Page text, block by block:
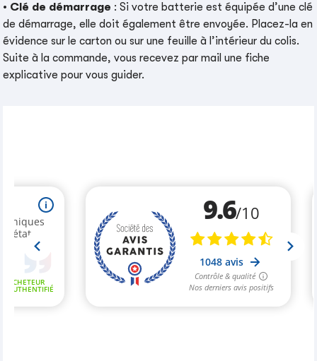
• Clé de démarrage : Si votre batterie est équipée d’une clé
de démarrage, elle doit également être envoyée. Placez-la en
évidence sur le carton ou sur une feuille à l’intérieur du colis.
Suite à la commande, vous recevez par mail une fiche
explicative pour vous guider.